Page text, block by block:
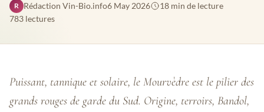
R Rédaction Vin-Bio.info6 May 2026
5 August 2026
18 min de lecture
783 lectures
Puissant, tannique et solaire, le Mourvèdre est le pilier des
grands rouges de garde du Sud. Origine, terroirs, Bandol,